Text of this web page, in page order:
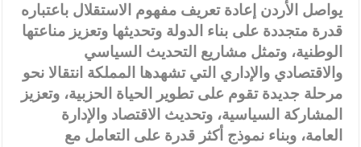
يواصل الأردن إعادة تعريف مفهوم الاستقلال باعتباره
قدرة متجددة على بناء الدولة وتحديثها وتعزيز مناعتها
الوطنية، وتمثل مشاريع التحديث السياسي
والاقتصادي والإداري التي تشهدها المملكة انتقالا نحو
مرحلة جديدة تقوم على تطوير الحياة الحزبية، وتعزيز
المشاركة السياسية، وتحديث الاقتصاد والإدارة
العامة، وبناء نموذج أكثر قدرة على التعامل مع